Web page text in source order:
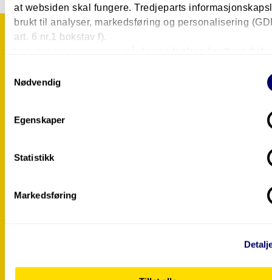
at websiden skal fungere. Tredjeparts
brukt til analyser, markedsføring og personalisering
art. 6 nr.1 bokstav f).
Nødvendig
Egenskaper
Statistikk
Markedsføring